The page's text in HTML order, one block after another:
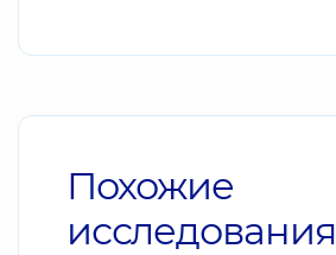
Похожие
исследования